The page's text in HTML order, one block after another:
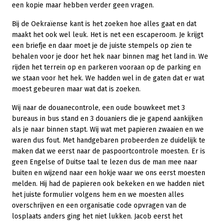
een kopie maar hebben verder geen vragen.
Bij de Oekraïense kant is het zoeken hoe alles gaat en dat
maakt het ook wel leuk. Het is net een escaperoom. Je krijgt
een briefje en daar moet je de juiste stempels op zien te
behalen voor je door het hek naar binnen mag het land in. We
rijden het terrein op en parkeren vooraan op de parking en
we staan voor het hek. We hadden wel in de gaten dat er wat
moest gebeuren maar wat dat is zoeken.
Wij naar de douanecontrole, een oude bouwkeet met 3
bureaus in bus stand en 3 douaniers die je gapend aankijken
als je naar binnen stapt. Wij wat met papieren zwaaien en we
waren dus fout. Met handgebaren probeerden ze duidelijk te
maken dat we eerst naar de paspoortcontrole moesten. Er is
geen Engelse of Duitse taal te lezen dus de man mee naar
buiten en wijzend naar een hokje waar we ons eerst moesten
melden. Hij had de papieren ook bekeken en we hadden niet
het juiste formulier volgens hem en we moesten alles
overschrijven en een organisatie code opvragen van de
losplaats anders ging het niet lukken. Jacob eerst het